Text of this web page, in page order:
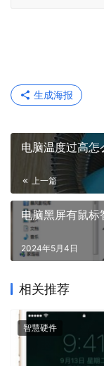
生成海报
电脑温度过高
上一篇
电脑黑屏有鼠
2024年5月4日
相关推荐
智慧硬件